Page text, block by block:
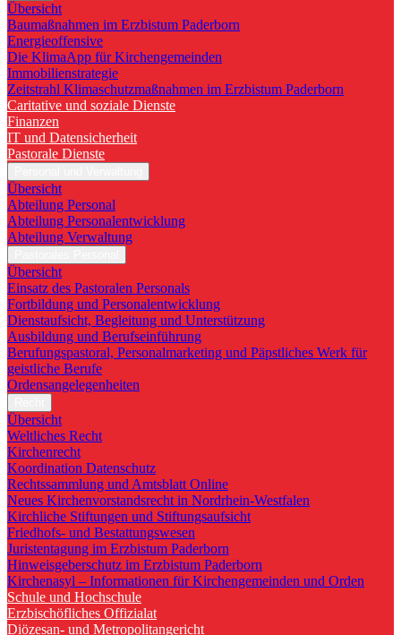
Übersicht
Baumaßnahmen im Erzbistum Paderborn
Energieoffensive
Die KlimaApp für Kirchengemeinden
Immobilienstrategie
Zeitstrahl Klimaschutzmaßnahmen im Erzbistum Paderborn
Caritative und soziale Dienste
Finanzen
IT und Datensicherheit
Pastorale Dienste
Übersicht
Abteilung Personal
Abteilung Personalentwicklung
Abteilung Verwaltung
Übersicht
Einsatz des Pastoralen Personals
Fortbildung und Personalentwicklung
Dienstaufsicht, Begleitung und Unterstützung
Ausbildung und Berufseinführung
Berufungspastoral, Personalmarketing und Päpstliches Werk für
geistliche Berufe
Ordensangelegenheiten
Übersicht
Weltliches Recht
Kirchenrecht
Koordination Datenschutz
Rechtssammlung und Amtsblatt Online
Neues Kirchenvorstandsrecht in Nordrhein-Westfalen
Kirchliche Stiftungen und Stiftungsaufsicht
Friedhofs- und Bestattungswesen
Juristentagung im Erzbistum Paderborn
Hinweisgeberschutz im Erzbistum Paderborn
Kirchenasyl – Informationen für Kirchengemeinden und Orden
Schule und Hochschule
Erzbischöfliches Offizialat
Diözesan- und Metropolitangericht